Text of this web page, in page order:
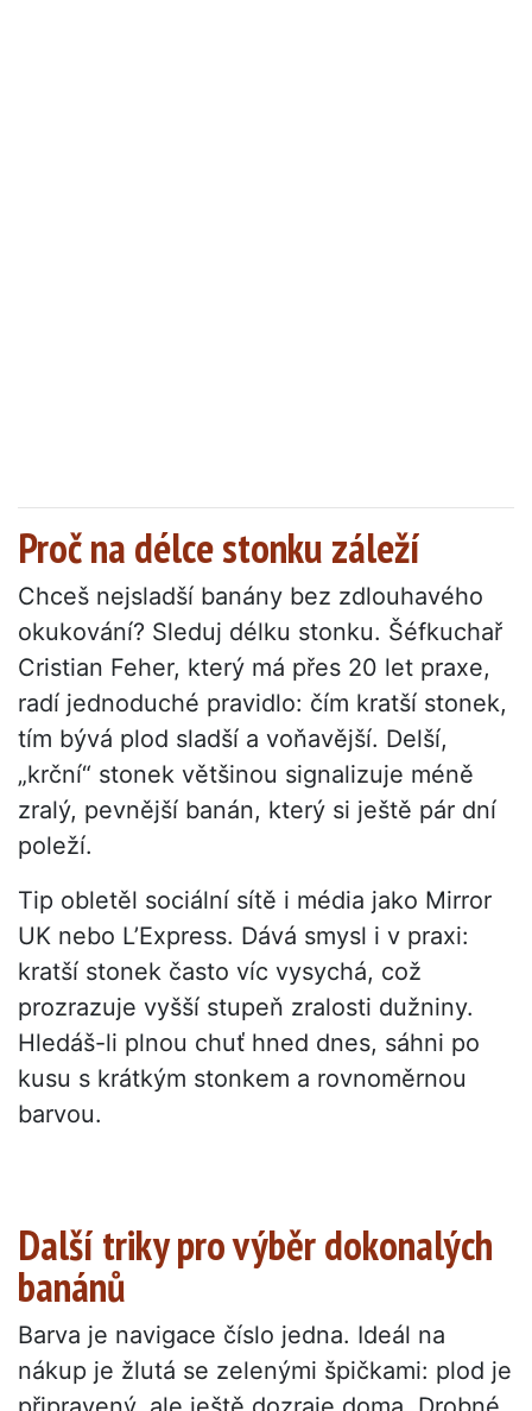
Proč na délce stonku záleží
Chceš nejsladší banány bez zdlouhavého
okukování? Sleduj délku stonku. Šéfkuchař
Cristian Feher, který má přes 20 let praxe,
radí jednoduché pravidlo: čím kratší stonek,
tím bývá plod sladší a voňavější. Delší,
„krční“ stonek většinou signalizuje méně
zralý, pevnější banán, který si ještě pár dní
poleží.
Tip obletěl sociální sítě i média jako Mirror
UK nebo L’Express. Dává smysl i v praxi:
kratší stonek často víc vysychá, což
prozrazuje vyšší stupeň zralosti dužniny.
Hledáš-li plnou chuť hned dnes, sáhni po
kusu s krátkým stonkem a rovnoměrnou
barvou.
Další triky pro výběr dokonalých
banánů
Barva je navigace číslo jedna. Ideál na
nákup je žlutá se zelenými špičkami: plod je